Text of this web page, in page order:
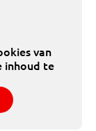
van
inhoud te